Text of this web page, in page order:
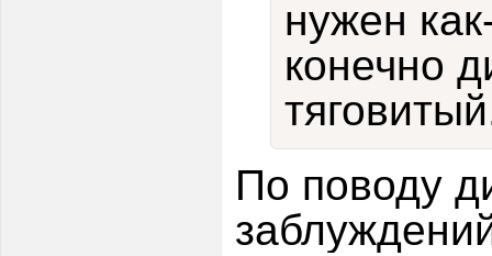
нужен
конечно
По поводу